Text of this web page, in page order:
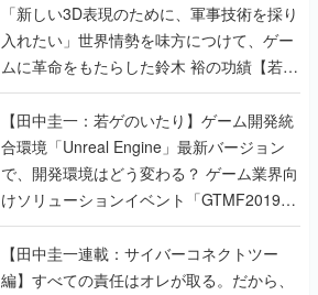
「新しい3D表現のために、軍事技術を採り
入れたい」世界情勢を味方につけて、ゲー
ムに革命をもたらした鈴木 裕の功績【若ゲ
のいたり】
【田中圭一：若ゲのいたり】ゲーム開発統
合環境「Unreal Engine」最新バージョン
で、開発環境はどう変わる？ ゲーム業界向
けソリューションイベント「GTMF2019」
に行って、より理解を深めよう【PR】
【田中圭一連載：サイバーコネクトツー
編】すべての責任はオレが取る。だから、